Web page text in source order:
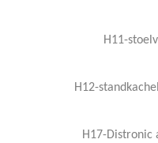
H11-
H12-
H17-Distronic